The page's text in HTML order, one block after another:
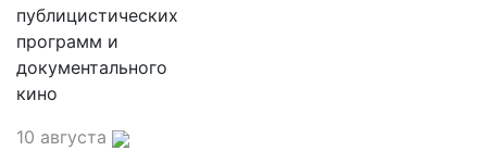
публицистических
программ и
документального
кино
10 августа